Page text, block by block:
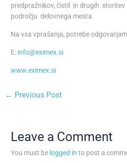
predpražnikov, čistil in drugih
področju delovnega mesta.
Na vsa vprašanja, potrebe
E: info@eximex.si
www.eximex.si
← Previous Post
Leave a Comment
You must be logged in to post a